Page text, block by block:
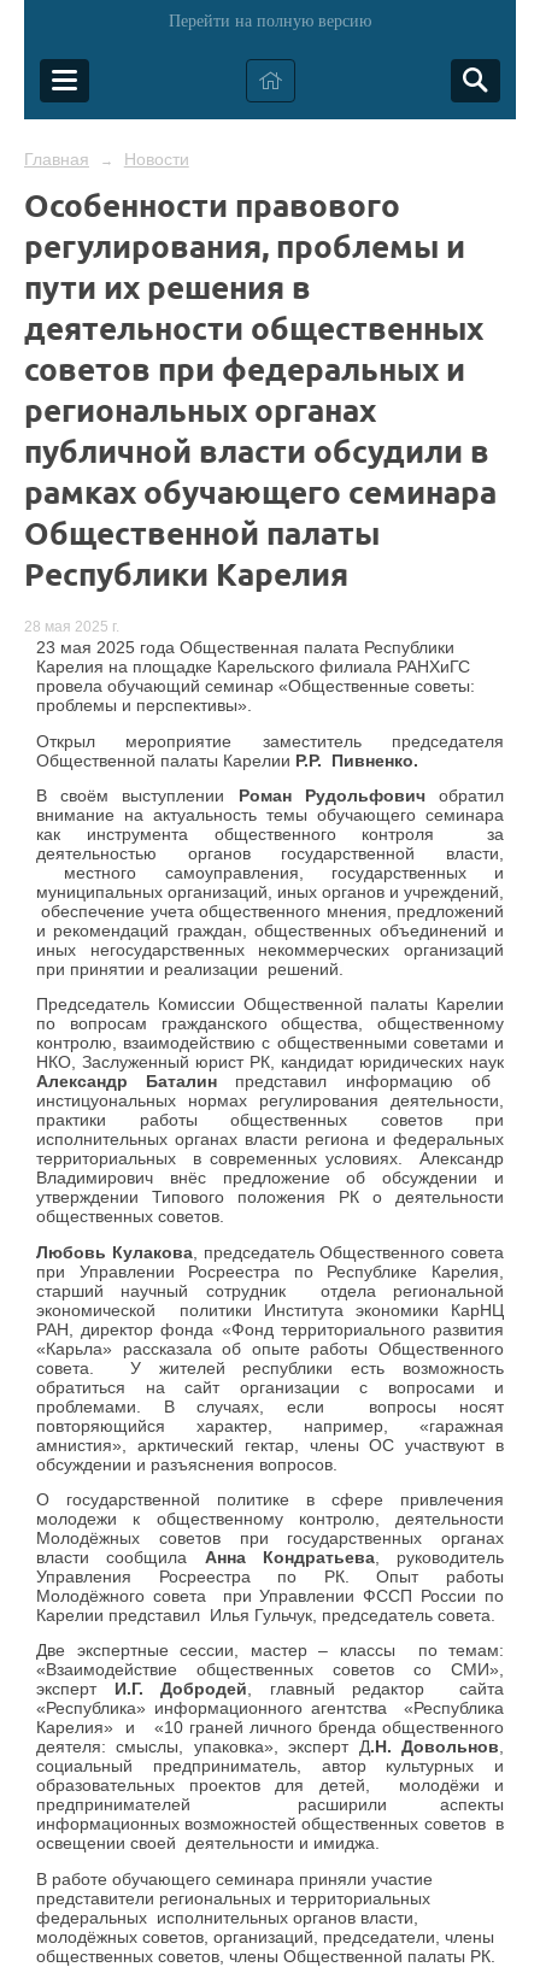
Перейти на полную версию
Главная → Новости
Особенности правового
регулирования, проблемы и
пути их решения в
деятельности общественных
советов при федеральных и
региональных органах
публичной власти обсудили в
рамках обучающего семинара
Общественной палаты
Республики Карелия
28 мая 2025 г.
23 мая 2025 года Общественная палата Республики
Карелия на площадке Карельского филиала РАНХиГС
провела обучающий семинар «Общественные советы:
проблемы и перспективы».
Открыл мероприятие заместитель председателя
Общественной палаты Карелии Р.Р. Пивненко.
В своём выступлении Роман Рудольфовичобратил
внимание на актуальность темы обучающего семинара
как инструмента общественного контроля
за
деятельностью органов государственной власти,
местного самоуправления, государственных и
муниципальных организаций, иных органов и учреждений,
обеспечение учета общественного мнения, предложений
и рекомендаций граждан, общественных объединений и
иных негосударственных некоммерческих организаций
при принятии и реализации решений.
Председатель Комиссии Общественной палаты Карелии
по вопросам гражданского общества, общественному
контролю, взаимодействию с общественными советами и
НКО, Заслуженный юрист РК, кандидат юридических наук
Александр Баталин представил информацию об
инстицуональных нормах регулирования деятельности,
практики работы общественных советов при
исполнительных органах власти региона и федеральных
территориальных в современных условиях. Александр
Владимирович внёс предложение об обсуждении и
утверждении Типового положения РК о деятельности
общественных советов.
Любовь Кулакова, председатель Общественного совета
при Управлении Росреестра по Республике Карелия,
старший научный сотрудник отдела региональной
экономической политики Института экономики КарНЦ
РАН, директор фонда «Фонд территориального развития
«Карьла» рассказала об опыте работы Общественного
совета. У жителей республики есть возможность
обратиться на сайт организации с вопросами и
проблемами. В случаях, если вопросы носят
повторяющийся характер, например, «гаражная
амнистия», арктический гектар, члены ОС участвуют в
обсуждении и разъяснения вопросов.
О государственной политике в сфере привлечения
молодежи к общественному контролю, деятельности
Молодёжных советов при государственных органах
власти сообщила Анна Кондратьева, руководитель
Управления Росреестра по РК. Опыт работы
Молодёжного совета при Управлении ФССП России по
Карелии представил Илья Гульчук, председатель совета.
Две экспертные сессии, мастер – классы по темам:
«Взаимодействие общественных советов со СМИ»,
эксперт И.Г. Добродей, главный редактор сайта
«Республика» информационного агентства «Республика
Карелия» и «10 граней личного бренда общественного
деятеля: смыслы, упаковка», эксперт Д.Н. Довольнов,
социальный предприниматель, автор культурных и
образовательных проектов для детей, молодёжи и
предпринимателей расширили аспекты
информационных возможностей общественных советов в
освещении своей деятельности и имиджа.
В работе обучающего семинара приняли участие
представители региональных и территориальных
федеральных исполнительных органов власти,
молодёжных советов, организаций, председатели, члены
общественных советов, члены Общественной палаты РК.